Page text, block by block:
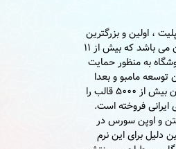
، اولین و بزرگترین
فروشگاه قالب های جوملا در ایران می باشد که بیش از 11
به منظور حمایت
توسعه مامبو و بعدا
میترا و جوملا تاسیس شد و تاکنون بیش از 5000 قالب را
هزار مشتری ایرانی فروخته است.
و اوپن سورس در
دلیل برای این نرم